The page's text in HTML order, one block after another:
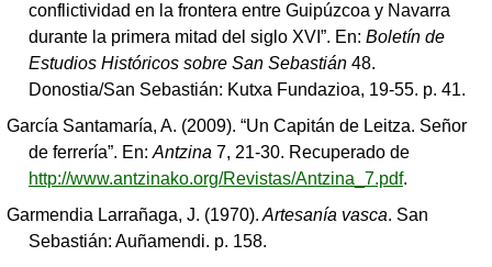
conflictividad en la frontera entre Guipúzcoa y Navarra
durante la primera mitad del siglo XVI”. En: Boletín de
Estudios Históricos sobre San Sebastián 48.
Donostia/San Sebastián: Kutxa Fundazioa, 19-55. p. 41.
García Santamaría, A. (2009). “Un Capitán de Leitza. Señor
de ferrería”. En: Antzina 7, 21-30. Recuperado de
http://www.antzinako.org/Revistas/Antzina_7.pdf.
Garmendia Larrañaga, J. (1970). Artesanía vasca. San
Sebastián: Auñamendi. p. 158.